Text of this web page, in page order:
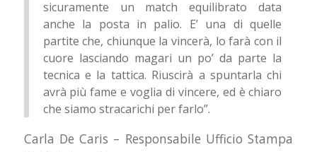
sicuramente un match equilibrato data
anche la posta in palio. E’ una di quelle
partite che, chiunque la vincerà, lo farà con il
cuore lasciando magari un po’ da parte la
tecnica e la tattica. Riuscirà a spuntarla chi
avrà più fame e voglia di vincere, ed è chiaro
che siamo stracarichi per farlo”.
Carla De Caris – Responsabile Ufficio Stampa